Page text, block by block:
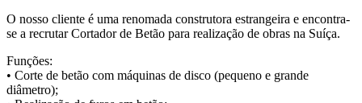
O nosso cliente é uma renomada construtora estrangeira e encontra-
se a recrutar Cortador de Betão para realização de obras na Suíça.
Funções:
• Corte de betão com máquinas de disco (pequeno e grande
diâmetro);